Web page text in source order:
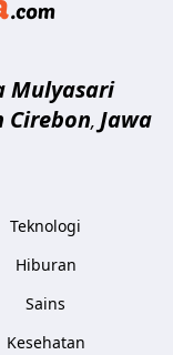
Mulyasari
Cirebon, Jawa
Teknologi
Hiburan
Sains
Kesehatan